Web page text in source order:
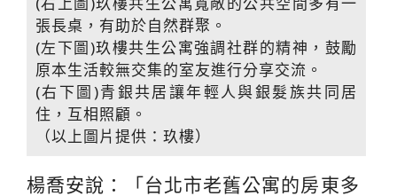
張長桌，有助於自然群聚。
(左下圖)玖樓共生公寓強調社群的精神，鼓勵
原本生活較無交集的室友進行分享交流。
(右下圖)青銀共居讓年輕人與銀髮族共同居
住，互相照顧。
（以上圖片提供：玖樓）
楊喬安說：「台北市老舊公寓的房東多